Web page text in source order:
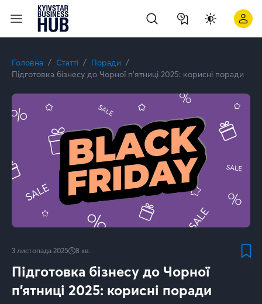
Головна Статті
Поради
Підготовка бізнесу до Чорної п’ятниці 2025: корисні поради
3 листопада 2025 8 хв.
Підготовка бізнесу до Чорної
п’ятниці 2025: корисні поради